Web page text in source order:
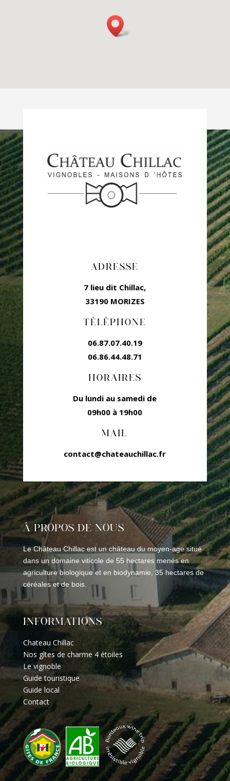
ADRESSE
7 lieu dit Chillac,
33190 MORIZES
TÉLÉPHONE
06.87.07.40.19
06.86.44.48.71
HORAIRES
Du lundi au samedi de
09h00 à 19h00
MAIL
contact@chateauchillac.fr
À PROPOS DE NOUS
Le Château Chillac est un château du moyen-age situé
dans un domaine viticole de 55 hectares menés en
agriculture biologique et en biodynamie, 35 hectares de
céréales et de bois.
INFORMATIONS
Chateau Chillac
Nos gîtes de charme 4 étoiles
Le vignoble
Guide touristique
Guide local
Contact